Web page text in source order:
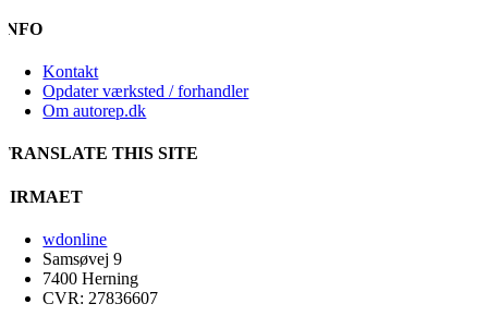
INFO
Kontakt
Opdater værksted / forhandler
Om autorep.dk
TRANSLATE THIS SITE
FIRMAET
wdonline
Samsøvej 9
7400 Herning
CVR: 27836607